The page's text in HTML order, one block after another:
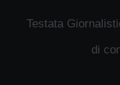
Testata
di